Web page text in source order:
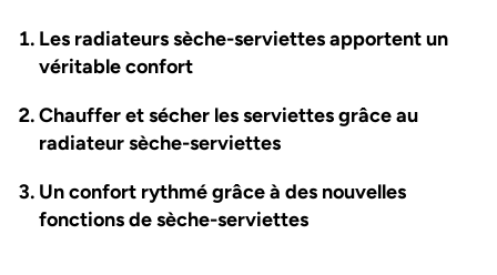
Les radiateurs sèche-serviettes apportent un
véritable confort
Chauffer et sécher les serviettes grâce au
radiateur sèche-serviettes
Un confort rythmé grâce à des nouvelles
fonctions de sèche-serviettes